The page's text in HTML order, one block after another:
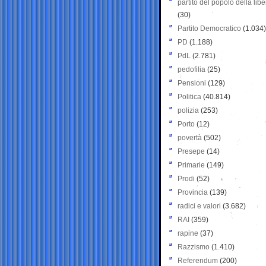
partito del popolo della
(30)
Partito Democratico (1.034)
PD (1.188)
PdL (2.781)
pedofilia (25)
Pensioni (129)
Politica (40.814)
polizia (253)
Porto (12)
povertà (502)
Presepe (14)
Primarie (149)
Prodi (52)
Provincia (139)
radici e valori (3.682)
RAI (359)
rapine (37)
Razzismo (1.410)
Referendum (200)